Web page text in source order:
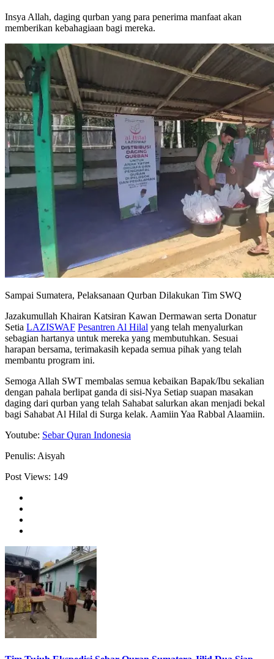
Insya Allah, daging qurban yang para penerima manfaat akan
memberikan kebahagiaan bagi mereka.
Sampai Sumatera, Pelaksanaan Qurban Dilakukan Tim SWQ
Jazakumullah Khairan Katsiran Kawan Dermawan serta Donatur
Setia LAZISWAF Pesantren Al Hilal yang telah menyalurkan
sebagian hartanya untuk mereka yang membutuhkan. Sesuai
harapan bersama, terimakasih kepada semua pihak yang telah
membantu program ini.
Semoga Allah SWT membalas semua kebaikan Bapak/Ibu sekalian
dengan pahala berlipat ganda di sisi-Nya Setiap suapan masakan
daging dari qurban yang telah Sahabat salurkan akan menjadi bekal
bagi Sahabat Al Hilal di Surga kelak. Aamiin Yaa Rabbal Alaamiin.
Youtube: Sebar Quran Indonesia
Penulis: Aisyah
Post Views: 149